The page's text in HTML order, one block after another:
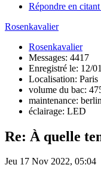
Répondre en citant
Rosenkavalier
Rosenkavalier
Messages: 4417
Enregistré le: 12/
Localisation: Paris
volume du bac:
maintenance:
éclairage: LED
Re: À quelle
Jeu 17 Nov 2022, 05:04